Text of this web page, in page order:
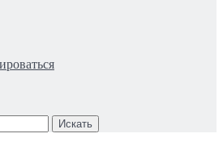
Искать